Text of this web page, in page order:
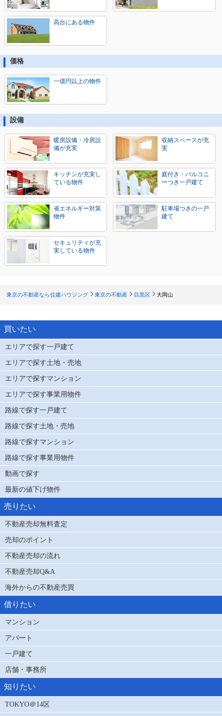
高台にある物件
価格
一億円以上の物件
設備
暖房設備・冷房設
備が充実
収納スペースが充
実
キッチンが充実し
ている物件
庭付き・バルコニ
ーつき一戸建て
省エネルギー対策
物件
駐車場つきの一戸
建て
セキュリティが充
実している物件
東京の不動産なら住建ハウジング 東京の不動産 目黒区 大岡山
買いたい
エリアで探す一戸建て
エリアで探す土地・売地
エリアで探すマンション
エリアで探す事業用物件
路線で探す一戸建て
路線で探す土地・売地
路線で探すマンション
路線で探す事業用物件
動画で探す
最新の値下げ物件
売りたい
不動産売却無料査定
売却のポイント
不動産売却の流れ
不動産売却Q&A
海外からの不動産売買
借りたい
マンション
アパート
一戸建て
店舗・事務所
知りたい
TOKYO＠14区